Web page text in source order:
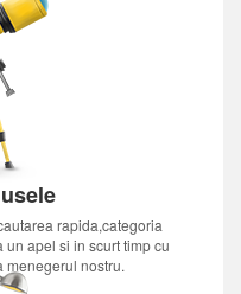
rapida,categoria
apel si in scurt timp cu
menegerul nostru.